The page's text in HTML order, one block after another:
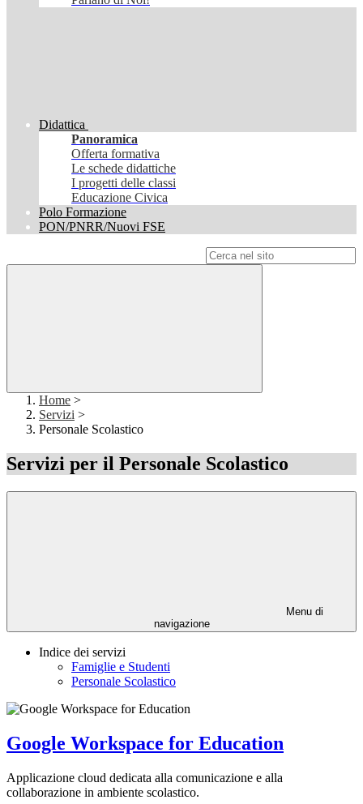
Didattica
Panoramica
Offerta formativa
Le schede didattiche
I progetti delle classi
Educazione Civica
Polo Formazione
PON/PNRR/Nuovi FSE
Home >
Servizi >
Personale Scolastico
Servizi per il Personale Scolastico
Menu di
navigazione
Indice dei servizi
Famiglie e Studenti
Personale Scolastico
Google Workspace for Education
Applicazione cloud dedicata alla comunicazione e alla
collaborazione in ambiente scolastico.